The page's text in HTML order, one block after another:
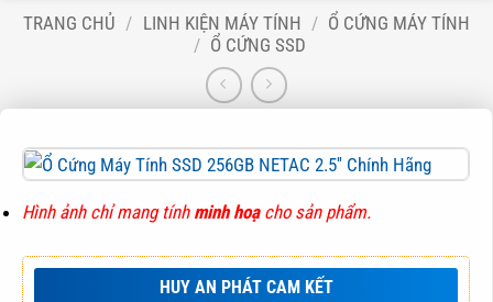
TRANG CHỦ / LINH KIỆN MÁY TÍNH / Ổ CỨNG MÁY TÍNH
/ Ổ CỨNG SSD
Hình ảnh chỉ mang tính minh hoạcho sản phẩm.
HUY AN PHÁT CAM KẾT